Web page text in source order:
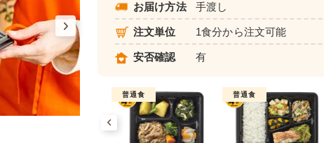
好い日の御膳（お惣菜のみ）
お届け方法 手渡し
注文単位 1食分から注文可能
安否確認 有
普通食 普通食 普通食